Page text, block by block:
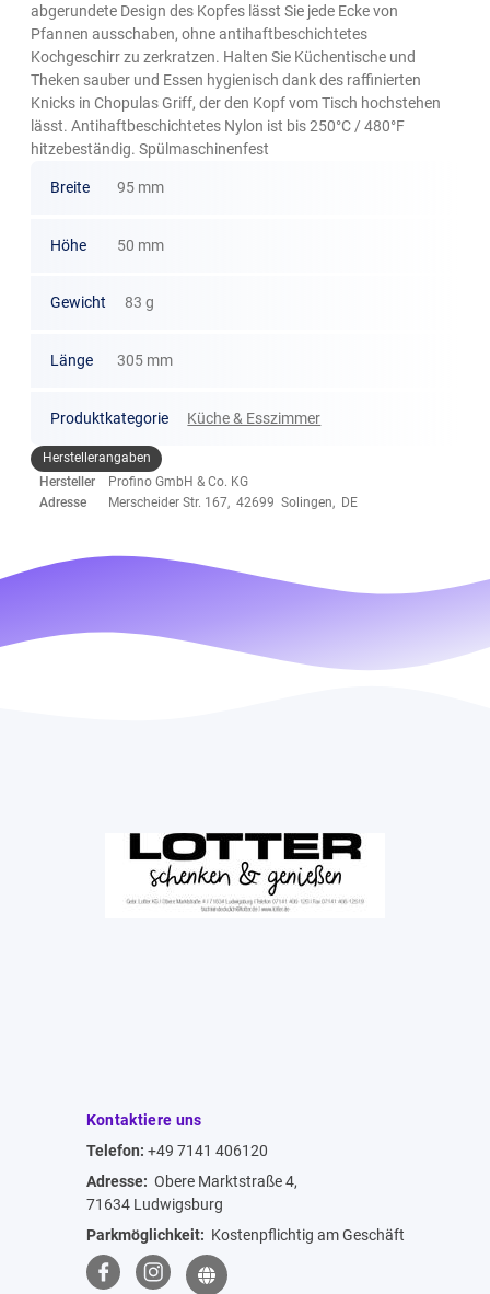
abgerundete Design des Kopfes lässt Sie jede Ecke von
Pfannen ausschaben, ohne antihaftbeschichtetes
Kochgeschirr zu zerkratzen. Halten Sie Küchentische und
Theken sauber und Essen hygienisch dank des raffinierten
Knicks in Chopulas Griff, der den Kopf vom Tisch hochstehen
lässt. Antihaftbeschichtetes Nylon ist bis 250°C / 480°F
hitzebeständig. Spülmaschinenfest
Breite 95 mm
Höhe 50 mm
Gewicht 83 g
Länge 305 mm
Produktkategorie Küche & Esszimmer
Herstellerangaben
Hersteller
Profino GmbH & Co. KG
Adresse
Merscheider Str. 167, 42699 Solingen, DE
Kontaktiere uns
Telefon: +49 7141 406120
Adresse: Obere Marktstraße 4,
71634 Ludwigsburg
Parkmöglichkeit: Kostenpflichtig am Geschäft